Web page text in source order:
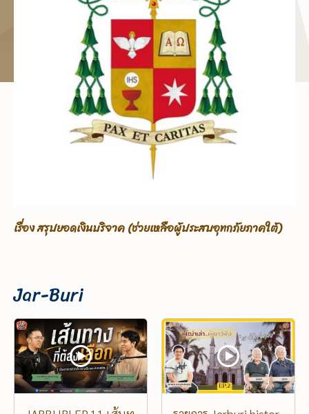
เรื่อง ขอรับบริจาคเพื่อช่วยเหลือผู้ประสบอุทกภัยภาคใต้
Jar-Buri